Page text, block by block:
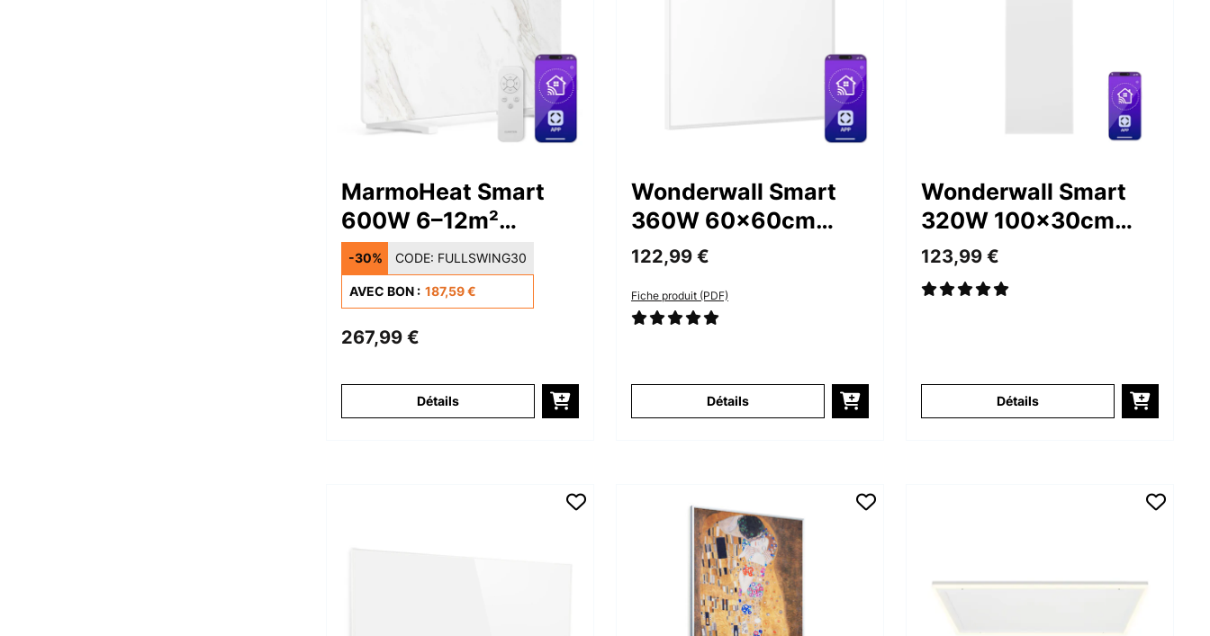
MarmoHeat Smart
600W 6–12m²
Chauffage
Infrarouge sur Pied
Blanc
-30% CODE: FULLSWING30
AVEC BON : 187,59 €
267,99 €
Détails
Wonderwall Smart
360W 60x60cm
Panneau Rayonnant
122,99 €
Fiche produit (PDF)
Détails
Wonderwall Smart
320W 100x30cm
Panneau Rayonnant
Infrarouge Blanc
123,99 €
Détails